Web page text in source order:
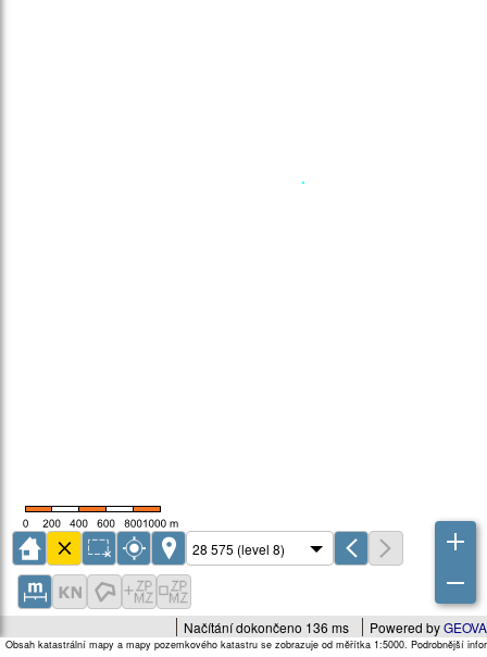
Powered by
Načítání dokončeno 136 ms
Obsah katastrální mapy a mapy pozemkového katastru se zobrazuje od měřítka 1:5000. Podrobnější